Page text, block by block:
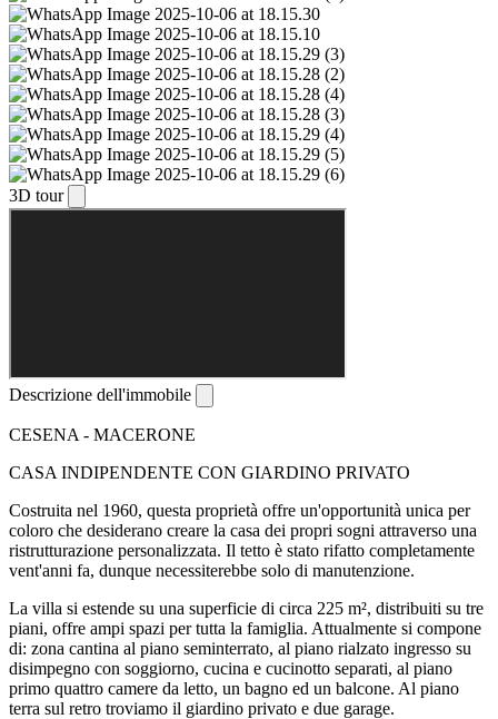
3D tour
Descrizione dell'immobile
CESENA - MACERONE
CASA INDIPENDENTE CON GIARDINO PRIVATO
Costruita nel 1960, questa proprietà offre un'opportunità unica per
coloro che desiderano creare la casa dei propri sogni attraverso una
ristrutturazione personalizzata. Il tetto è stato rifatto completamente
vent'anni fa, dunque necessiterebbe solo di manutenzione.
La villa si estende su una superficie di circa 225 m², distribuiti su tre
piani, offre ampi spazi per tutta la famiglia. Attualmente si compone
di: zona cantina al piano seminterrato, al piano rialzato ingresso su
disimpegno con soggiorno, cucina e cucinotto separati, al piano
primo quattro camere da letto, un bagno ed un balcone. Al piano
terra sul retro troviamo il giardino privato e due garage.